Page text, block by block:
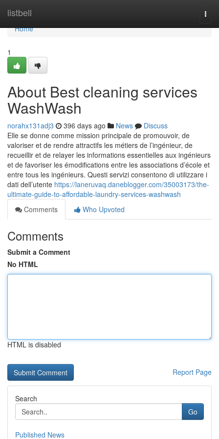
listbell
Home
Home
1
About Best cleaning services
WashWash
norahx131adj3 396 days ago News
Discuss
Elle se donne comme mission principale de promouvoir, de
valoriser et de rendre attractifs les métiers de l’ingénieur, de
recueillir et de relayer les informations essentielles aux ingénieurs
et de favoriser les émodifications entre les associations d’école et
entre tous les ingénieurs. Questi servizi consentono di utilizzare i
dati dell’utente https://laneruvaq.daneblogger.com/35003173/the-
ultimate-guide-to-affordable-laundry-services-washwash
Comments
Who Upvoted
Comments
Submit a Comment
No HTML
HTML is disabled
Report Page
Search
Go
Published News